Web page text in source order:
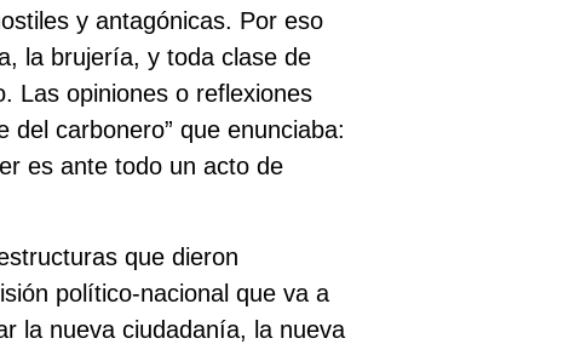
y antagónicas. Por eso
la brujería, y toda clase de
Las opiniones o reflexiones
carbonero” que enunciaba:
es ante todo un acto de
que dieron
político-nacional que va a
la nueva ciudadanía, la nueva